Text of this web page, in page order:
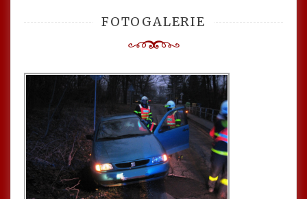
FOTOGALERIE